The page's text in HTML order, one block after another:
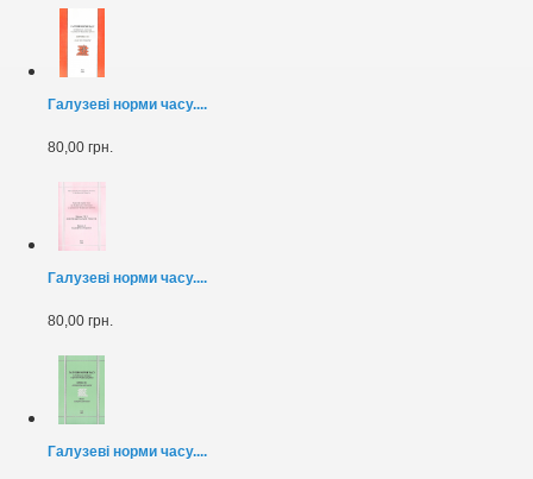
Галузеві норми часу....
80,00 грн.
Галузеві норми часу....
80,00 грн.
Галузеві норми часу....